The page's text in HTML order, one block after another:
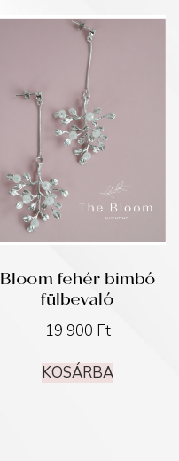
Bloom fehér bimbó
fülbevaló
19 900 Ft
KOSÁRBA